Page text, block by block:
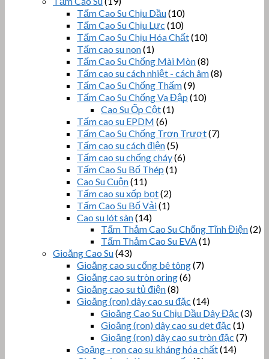
Tấm Cao Su Chịu Dầu(10)
Tấm Cao Su Chịu Lực (10)
Tấm Cao Su Chịu Hóa Chất(10)
Tấm cao su non(1)
Tấm Cao Su Chống Mài Mòn(8)
Tấm cao su cách nhiệt - cách âm(8)
Tấm Cao Su Chống Thấm(9)
Tấm Cao Su Chống Va Đập (10)
Cao Su Ốp Cột(1)
Tấm cao su EPDM (6)
Tấm Cao Su Chống Trơn Trượt(7)
Tấm cao su cách điện(5)
Tấm cao su chống cháy(6)
Tấm Cao Su Bố Thép (1)
Cao Su Cuộn(11)
Tấm cao su xốp bọt(2)
Tấm Cao Su Bố Vải(1)
Cao su lót sàn(14)
Tấm Thảm Cao Su Chống Tĩnh Điện(2)
Tấm Thảm Cao Su EVA(1)
Gioăng Cao Su(43)
Gioăng cao su cống bê tông(7)
Gioăng cao su tròn oring(6)
Gioăng cao su tủ điện(8)
Gioăng (ron) dây cao su đặc (14)
Gioăng Cao Su Chịu Dầu Dây Đặc (3)
Gioăng (ron) dây cao su dẹt đặc (1)
Gioăng (ron) dây cao su tròn đặc (7)
Goăng - ron cao su kháng hóa chất(14)